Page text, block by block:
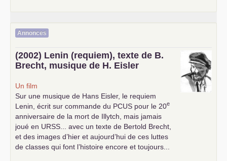
Annonces
(2002) Lenin (requiem), texte de B.
Brecht, musique de H. Eisler
Un film
Sur une musique de Hans Eisler, le requiem
Lenin, écrit sur commande du PCUS pour le 20e
anniversaire de la mort de Illytch, mais jamais
joué en URSS ... avec un texte de Bertold Brecht,
et des images d’hier et aujourd’hui de ces luttes
de classes qui font l’histoire encore et toujours...